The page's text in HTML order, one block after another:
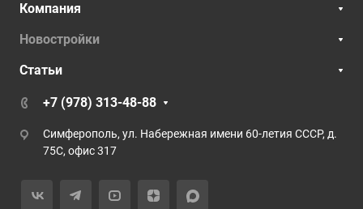
Компания
Новостройки
Статьи
+7 (978) 313-48-88
Симферополь, ул. Набережная имени 60-летия СССР, д.
75С, офис 317